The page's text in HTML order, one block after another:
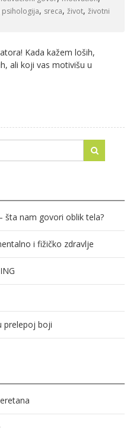
, sreca, život, životni
Kada kažem loših,
ali koji vas motivišu u
šta nam govori oblik tela?
i fižičko zdravlje
prelepoj boji